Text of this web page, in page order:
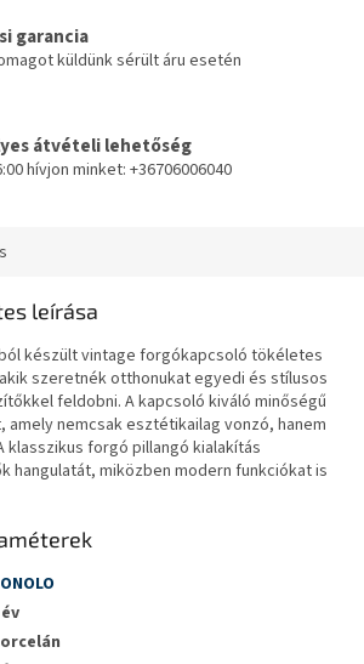
garancia
küldünk sérült áru esetén
átvételi lehetőség
hívjon minket: +36706006040
leírása
készült vintage forgókapcsoló tökéletes
szeretnék otthonukat egyedi és stílusos
feldobni. A kapcsoló kiváló minőségű
nemcsak esztétikailag vonzó, hanem
klasszikus forgó pillangó kialakítás
hangulatát, miközben modern funkciókat is